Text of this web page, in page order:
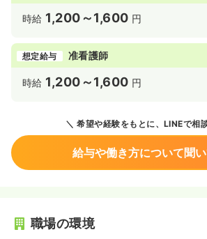
時給 1,200～1,600 円
想定給与 准看護師
時給 1,200～1,600 円
希望や経験をもとに、LINEで相
給与や働き方について聞
職場の環境